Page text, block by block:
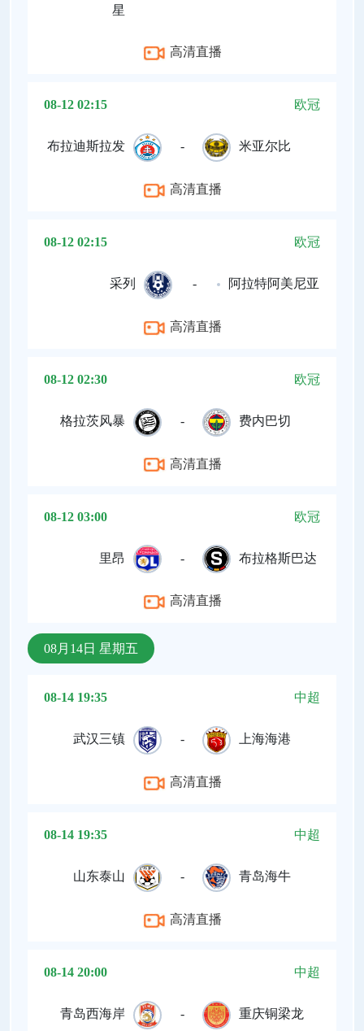
星
高清直播
08-12 02:15 欧冠
布拉迪斯拉发 - 米亚尔比
高清直播
08-12 02:15 欧冠
采列 - 阿拉特阿美尼亚
高清直播
08-12 02:30 欧冠
格拉茨风暴 - 费内巴切
高清直播
08-12 03:00 欧冠
里昂 - 布拉格斯巴达
高清直播
08月14日 星期五
08-14 19:35 中超
武汉三镇 - 上海海港
高清直播
08-14 19:35 中超
山东泰山 - 青岛海牛
高清直播
08-14 20:00 中超
青岛西海岸 - 重庆铜梁龙